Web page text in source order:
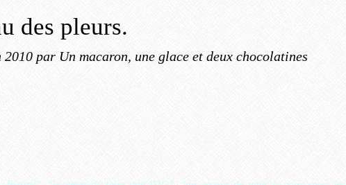
des pleurs.
2010 par Un macaron, une glace et deux chocolatines